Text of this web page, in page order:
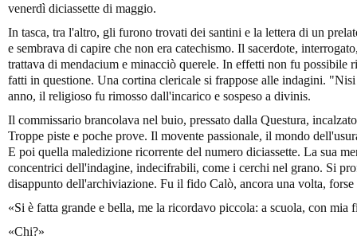
venerdì diciassette di maggio.
In tasca, tra l'altro, gli furono trovati dei santini e la lettera di un
e sembrava di capire che non era catechismo. Il sacerdote,
trattava di mendacium e minacciò querele. In effetti non fu possibile
fatti in questione. Una cortina clericale si frappose alle indagini.
anno, il religioso fu rimosso dall'incarico e sospeso a divinis.
Il commissario brancolava nel buio, pressato dalla Questura,
Troppe piste e poche prove. Il movente passionale, il mondo
E poi quella maledizione ricorrente del numero diciassette. La sua
concentrici dell'indagine, indecifrabili, come i cerchi nel grano. Si
disappunto dell'archiviazione. Fu il fido Calò, ancora una volta, forse
«Si è fatta grande e bella, me la ricordavo piccola: a scuola, con mia
«Chi?»